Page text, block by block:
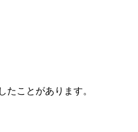
ことがあります。